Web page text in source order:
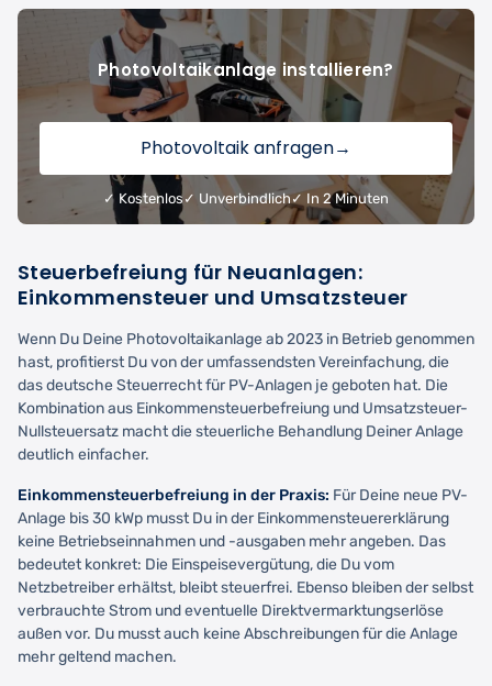
Photovoltaikanlage installieren?
Photovoltaik anfragen→
✓ Kostenlos ✓ Unverbindlich✓ In 2 Minuten
Steuerbefreiung für Neuanlagen:
Einkommensteuer und Umsatzsteuer
Wenn Du Deine Photovoltaikanlage ab 2023 in Betrieb genommen
hast, profitierst Du von der umfassendsten Vereinfachung, die
das deutsche Steuerrecht für PV-Anlagen je geboten hat. Die
Kombination aus Einkommensteuerbefreiung und Umsatzsteuer-
Nullsteuersatz macht die steuerliche Behandlung Deiner Anlage
deutlich einfacher.
Einkommensteuerbefreiung in der Praxis: Für Deine neue PV-
Anlage bis 30 kWp musst Du in der Einkommensteuererklärung
keine Betriebseinnahmen und -ausgaben mehr angeben. Das
bedeutet konkret: Die Einspeisevergütung, die Du vom
Netzbetreiber erhältst, bleibt steuerfrei. Ebenso bleiben der selbst
verbrauchte Strom und eventuelle Direktvermarktungserlöse
außen vor. Du musst auch keine Abschreibungen für die Anlage
mehr geltend machen.